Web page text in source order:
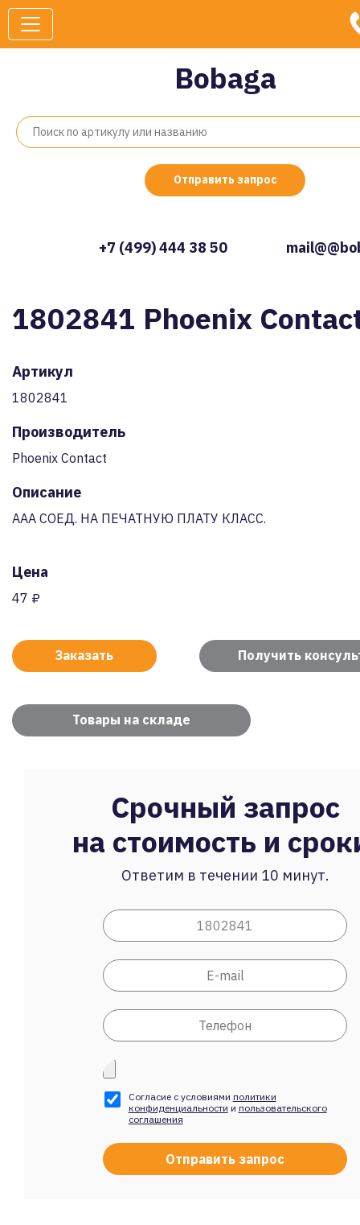
Bobaga
Отправить запрос
+7 (499) 444 38 50
1802841 Phoenix
Артикул
1802841
Производитель
Phoenix Contact
Описание
AAA СОЕД. НА ПЕЧАТНУЮ ПЛАТУ КЛАСС.
Цена
47 ₽
Заказать Получить
Товары на складе
Срочный запрос
на стоимость и
Ответим в течении 10 минут.
Согласие с условиями политики
конфиденциальности и пользовательского
соглашения